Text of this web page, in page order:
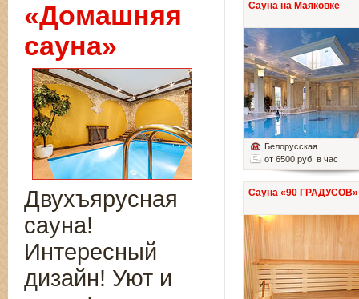
Сауна на Маяковке
Белорусская
от 6500 руб. в час
Сауна «90 ГРАДУСОВ»
«Домашняя
сауна»
Двухъярусная
сауна!
Интересный
дизайн! Уют и